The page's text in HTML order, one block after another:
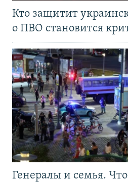
Кто защитит
о ПВО становится
Генералы и семья.